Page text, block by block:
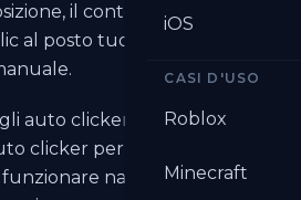
iOS
CASI D'USO
Roblox
Minecraft
il conteggio e
al posto tuo senza
auto clicker per
clicker per Mac è
nativamente